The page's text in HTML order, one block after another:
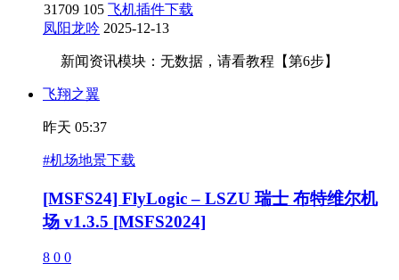
31709 105 飞机插件下载
凤阳龙吟 2025-12-13
新闻资讯模块：无数据，请看教程【第6步】
飞翔之翼
昨天 05:37
#机场地景下载
[MSFS24] FlyLogic – LSZU 瑞士 布特维尔机
场 v1.3.5 [MSFS2024]
8 0 0